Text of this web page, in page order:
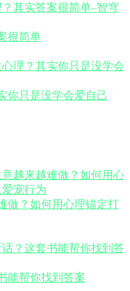
很简单
你只是没学会爱自己
做？如何用心理锚定打
能帮你找到答案